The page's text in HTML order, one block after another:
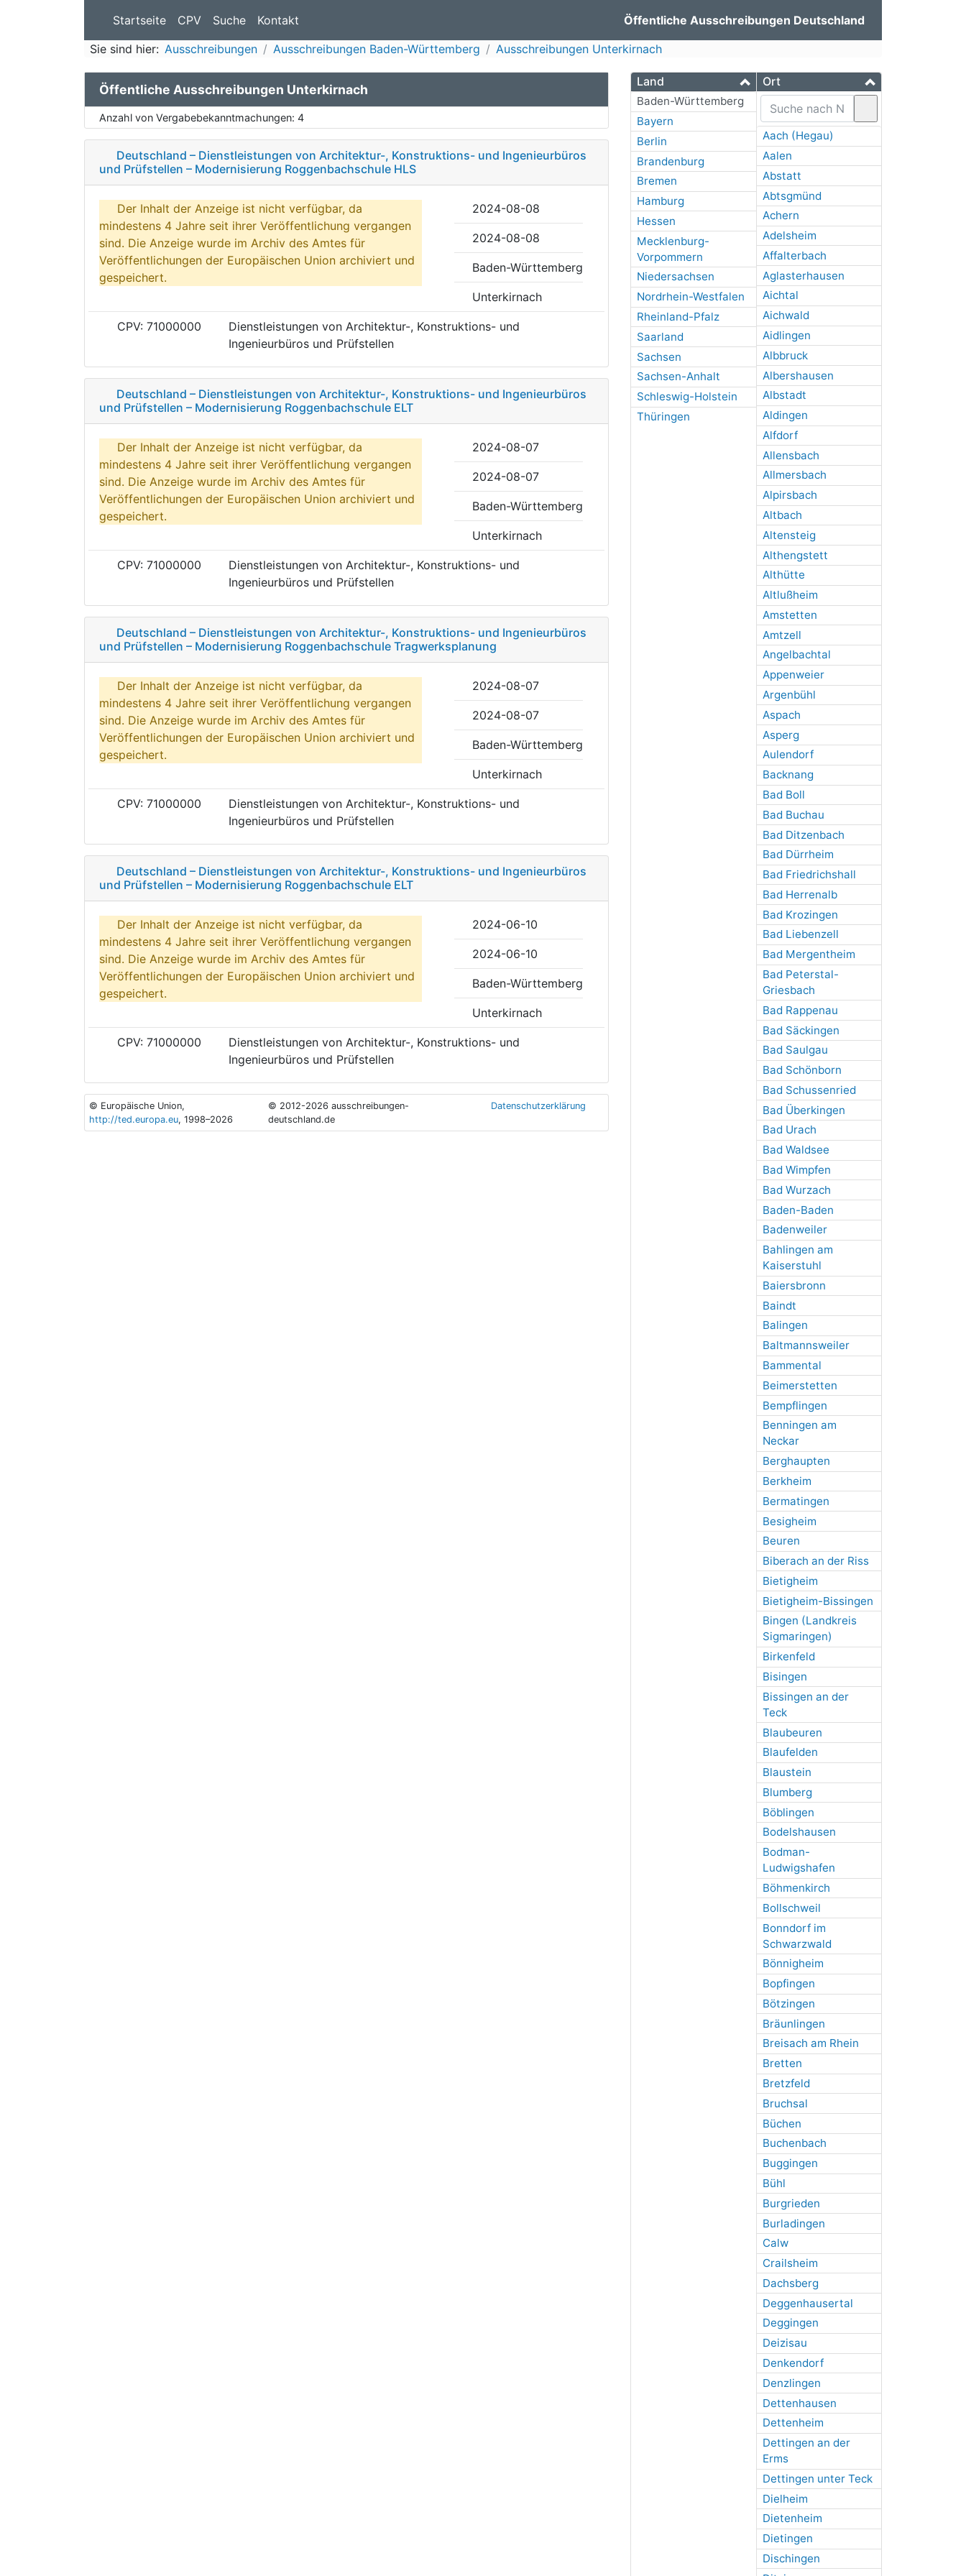
Startseite CPV Suche Kontakt Öffentliche Ausschreibungen Deutschland
Sie sind hier: Ausschreibungen Ausschreibungen Baden-Württemberg Ausschreibungen Unterkirnach
Land
Baden-Württemberg
Bayern
Berlin
Brandenburg
Bremen
Hamburg
Hessen
Mecklenburg-
Vorpommern
Niedersachsen
Nordrhein-Westfalen
Rheinland-Pfalz
Saarland
Sachsen
Sachsen-Anhalt
Schleswig-Holstein
Thüringen
Ort
Aach (Hegau)
Aalen
Abstatt
Abtsgmünd
Achern
Adelsheim
Affalterbach
Aglasterhausen
Aichtal
Aichwald
Aidlingen
Albbruck
Albershausen
Albstadt
Aldingen
Alfdorf
Allensbach
Allmersbach
Alpirsbach
Altbach
Altensteig
Althengstett
Althütte
Altlußheim
Amstetten
Amtzell
Angelbachtal
Appenweier
Argenbühl
Aspach
Asperg
Aulendorf
Backnang
Bad Boll
Bad Buchau
Bad Ditzenbach
Bad Dürrheim
Bad Friedrichshall
Bad Herrenalb
Bad Krozingen
Bad Liebenzell
Bad Mergentheim
Bad Peterstal-
Griesbach
Bad Rappenau
Bad Säckingen
Bad Saulgau
Bad Schönborn
Bad Schussenried
Bad Überkingen
Bad Urach
Bad Waldsee
Bad Wimpfen
Bad Wurzach
Baden-Baden
Badenweiler
Bahlingen am
Kaiserstuhl
Baiersbronn
Baindt
Balingen
Baltmannsweiler
Bammental
Beimerstetten
Bempflingen
Benningen am
Neckar
Berghaupten
Berkheim
Bermatingen
Besigheim
Beuren
Biberach an der Riss
Bietigheim
Bietigheim-Bissingen
Bingen (Landkreis
Sigmaringen)
Birkenfeld
Bisingen
Bissingen an der
Teck
Blaubeuren
Blaufelden
Blaustein
Blumberg
Böblingen
Bodelshausen
Bodman-
Ludwigshafen
Böhmenkirch
Bollschweil
Bonndorf im
Schwarzwald
Bönnigheim
Bopfingen
Bötzingen
Bräunlingen
Breisach am Rhein
Bretten
Bretzfeld
Bruchsal
Büchen
Buchenbach
Buggingen
Bühl
Burgrieden
Burladingen
Calw
Crailsheim
Dachsberg
Deggenhausertal
Deggingen
Deizisau
Denkendorf
Denzlingen
Dettenhausen
Dettenheim
Dettingen an der
Erms
Dettingen unter Teck
Dielheim
Dietenheim
Dietingen
Dischingen
Öffentliche Ausschreibungen Unterkirnach
Anzahl von Vergabebekanntmachungen: 4
Deutschland – Dienstleistungen von Architektur-, Konstruktions- und Ingenieurbüros
und Prüfstellen – Modernisierung Roggenbachschule HLS
Der Inhalt der Anzeige ist nicht verfügbar, da
mindestens 4 Jahre seit ihrer Veröffentlichung vergangen
sind. Die Anzeige wurde im Archiv des Amtes für
Veröffentlichungen der Europäischen Union archiviert und
gespeichert.
2024-08-08
2024-08-08
Baden-Württemberg
Unterkirnach
CPV: 71000000
Dienstleistungen von Architektur-, Konstruktions- und
Ingenieurbüros und Prüfstellen
Deutschland – Dienstleistungen von Architektur-, Konstruktions- und Ingenieurbüros
und Prüfstellen – Modernisierung Roggenbachschule ELT
Der Inhalt der Anzeige ist nicht verfügbar, da
mindestens 4 Jahre seit ihrer Veröffentlichung vergangen
sind. Die Anzeige wurde im Archiv des Amtes für
Veröffentlichungen der Europäischen Union archiviert und
gespeichert.
2024-08-07
2024-08-07
Baden-Württemberg
Unterkirnach
CPV: 71000000
Dienstleistungen von Architektur-, Konstruktions- und
Ingenieurbüros und Prüfstellen
Deutschland – Dienstleistungen von Architektur-, Konstruktions- und Ingenieurbüros
und Prüfstellen – Modernisierung Roggenbachschule Tragwerksplanung
Der Inhalt der Anzeige ist nicht verfügbar, da
mindestens 4 Jahre seit ihrer Veröffentlichung vergangen
sind. Die Anzeige wurde im Archiv des Amtes für
Veröffentlichungen der Europäischen Union archiviert und
gespeichert.
2024-08-07
2024-08-07
Baden-Württemberg
Unterkirnach
CPV: 71000000
Dienstleistungen von Architektur-, Konstruktions- und
Ingenieurbüros und Prüfstellen
Deutschland – Dienstleistungen von Architektur-, Konstruktions- und Ingenieurbüros
und Prüfstellen – Modernisierung Roggenbachschule ELT
Der Inhalt der Anzeige ist nicht verfügbar, da
mindestens 4 Jahre seit ihrer Veröffentlichung vergangen
sind. Die Anzeige wurde im Archiv des Amtes für
Veröffentlichungen der Europäischen Union archiviert und
gespeichert.
2024-06-10
2024-06-10
Baden-Württemberg
Unterkirnach
CPV: 71000000
Dienstleistungen von Architektur-, Konstruktions- und
Ingenieurbüros und Prüfstellen
© Europäische Union,
http://ted.europa.eu, 1998–2026
© 2012-2026 ausschreibungen-
deutschland.de
Datenschutzerklärung